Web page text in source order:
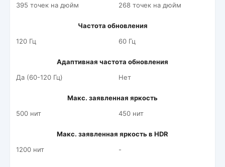
395 точек на дюйм
268 точек на дюйм
Частота обновления
120 Гц
60 Гц
Адаптивная частота обновления
Да (60-120 Гц)
Нет
Макс. заявленная яркость
500 нит
450 нит
Макс. заявленная яркость в HDR
1200 нит
-